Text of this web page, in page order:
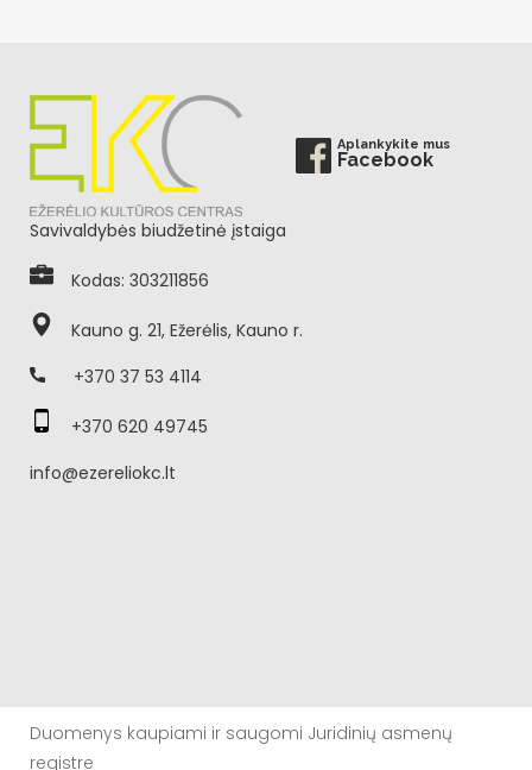
Aplankykite mus
Facebook
Savivaldybės biudžetinė įstaiga
Kodas: 303211856
Kauno g. 21, Ežerėlis, Kauno r.
+370 37 53 4114
+370 620 49745
info@ezereliokc.lt
Duomenys kaupiami ir saugomi Juridinių asmenų
registre